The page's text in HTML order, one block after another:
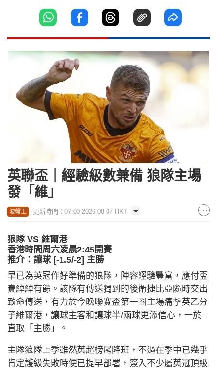
英聯盃｜經驗級數兼備 狼隊主場
發「維」
波盤王 更新時間：07:00 2026-08-07 HKT
狼隊 VS 維爾港
香港時間周六凌晨2:45開賽
推介：讓球 [-1.5/-2] 主勝
早已為英冠作好準備的狼隊，陣容經驗豐富，應付盃
賽綽綽有餘。該隊有傳送獨到的後衛捷比亞隨時交出
致命傳送，有力於今晚聯賽盃第一圈主場痛擊英乙分
子維爾港，讓球主客和讓球半/兩球更添信心，一於
直取「主勝」。
主隊狼隊上季雖然英超榜尾降班，不過在季中已幾乎
肯定護級失敗時便已提早部署，簽入不少屬英冠頂級